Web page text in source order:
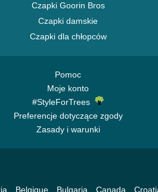
Czapki Goorin Bros
Czapki damskie
Czapki dla chłopców
Pomoc
Moje konto
#StyleForTrees
Preferencje dotyczące zgody
Zasady i warunki
Belgique Bulgaria Canada